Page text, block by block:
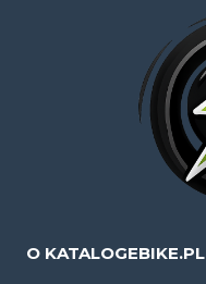
O KATALOGEBIKE.PL